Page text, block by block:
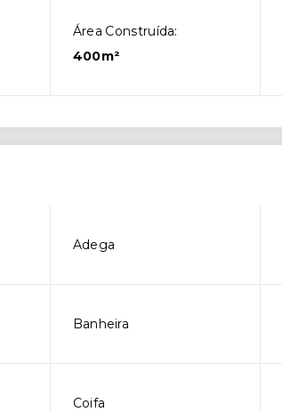
Área Construída:
400m²
Adega
Banheira
Coifa